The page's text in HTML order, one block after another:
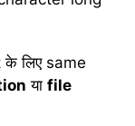
के लिए same
या file